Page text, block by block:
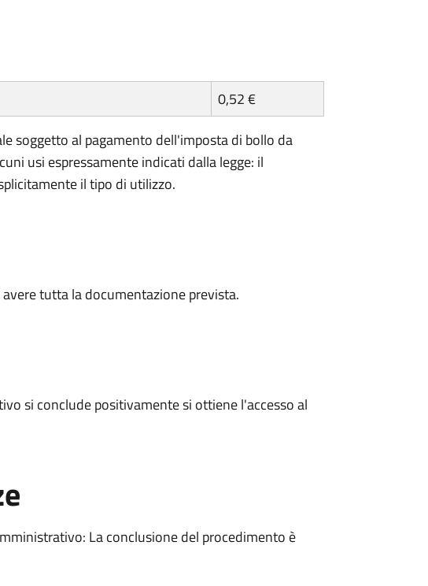
0,52 €
soggetto al pagamento dell'imposta di bollo da
usi espressamente indicati dalla legge: il
il tipo di utilizzo.
tutta la documentazione prevista.
si conclude positivamente si ottiene l'accesso al
La conclusione del procedimento è